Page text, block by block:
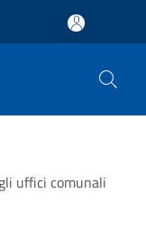
uffici comunali